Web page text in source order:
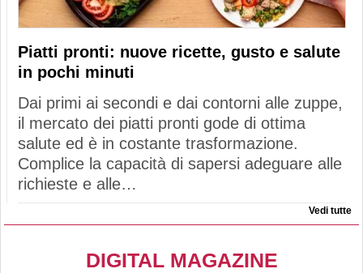
Piatti pronti: nuove ricette, gusto e salute
in pochi minuti
Dai primi ai secondi e dai contorni alle zuppe,
il mercato dei piatti pronti gode di ottima
salute ed è in costante trasformazione.
Complice la capacità di sapersi adeguare alle
richieste e alle…
Vedi tutte
DIGITAL MAGAZINE